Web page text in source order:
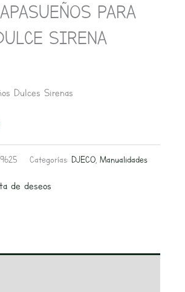
PARA
SIRENA
Dulces Sirenas
Categorías: DJECO, Manualidades
de deseos